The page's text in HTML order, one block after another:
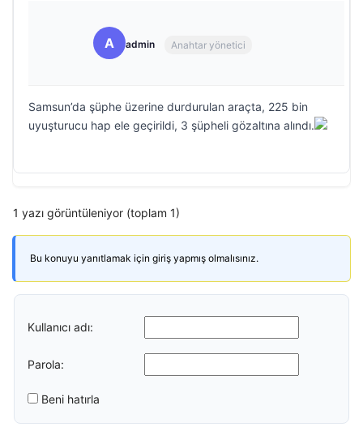
A admin Anahtar yönetici
Samsun’da şüphe üzerine durdurulan araçta, 225 bin
uyuşturucu hap ele geçirildi, 3 şüpheli gözaltına alındı.
1 yazı görüntüleniyor (toplam 1)
Bu konuyu yanıtlamak için giriş yapmış olmalısınız.
Kullanıcı adı:
Parola:
Beni hatırla